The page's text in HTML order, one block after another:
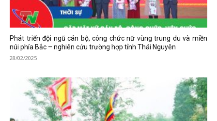
Phát triển đội ngũ cán bộ, công chức nữ vùng trung du và miền
núi phía Bắc – nghiên cứu trường hợp tỉnh Thái Nguyên
28/02/2025